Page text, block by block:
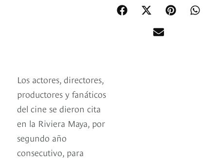
Los actores, directores,
productores y fanáticos
del cine se dieron cita
en la Riviera Maya, por
segundo año
consecutivo, para